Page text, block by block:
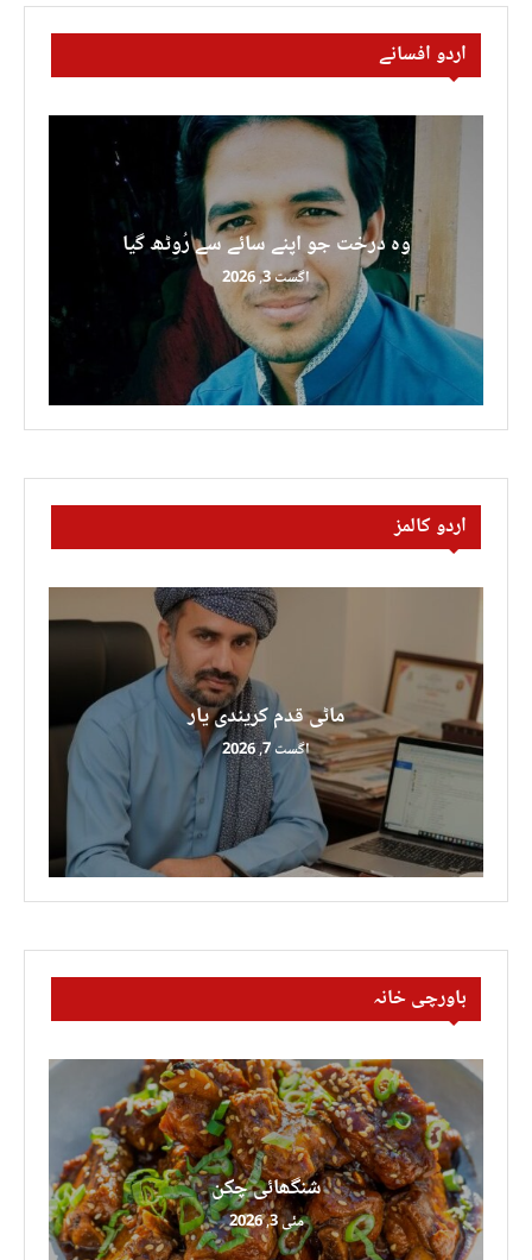
اردو افسانے
وہ درخت جو اپنے سائے سے رُوٹھ گیا
اگست 3, 2026
اردو کالمز
ماٹی قدم کریندی یار
اگست 7, 2026
باورچی خانہ
شنگھائی چکن
مئی 3, 2026